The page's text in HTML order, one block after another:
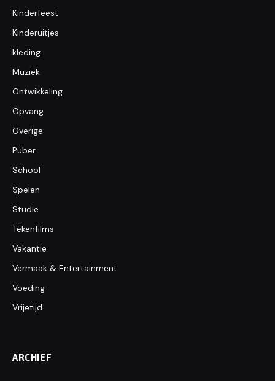
Kinderfeest
Kinderuitjes
kleding
Muziek
Ontwikkeling
Opvang
Overige
Puber
School
Spelen
Studie
Tekenfilms
Vakantie
Vermaak & Entertainment
Voeding
Vrijetijd
ARCHIEF